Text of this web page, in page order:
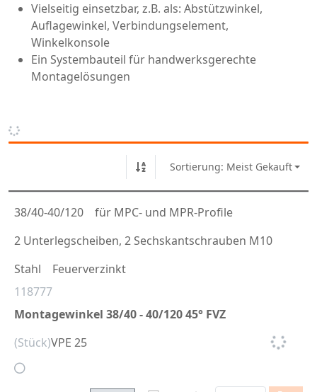
Vielseitig einsetzbar, z.B. als: Abstützwinkel,
Auflagewinkel, Verbindungselement,
Winkelkonsole
Ein Systembauteil für handwerksgerechte
Montagelösungen
Sortierung: Meist Gekauft
118777
Montagewinkel 38/40 - 40/120 45° FVZ
38/40-40/120
für MPC- und MPR-Profile
2 Unterlegscheiben, 2 Sechskantschrauben M10
Stahl
Feuerverzinkt
(Stück)VPE 25